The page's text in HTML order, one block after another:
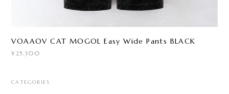
VOAAOV CAT MOGOL Easy Wide Pants BLACK
¥25,300
CATEGORIES